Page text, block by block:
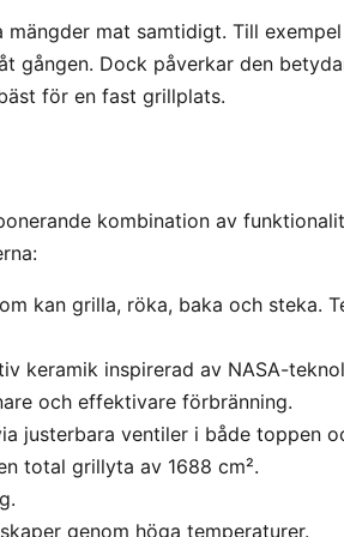
mängder mat samtidigt. Till
gången. Dock påverkar den
för en fast grillplats.
kombination av
kan grilla, röka, baka och steka.
keramik inspirerad av NASA-
och effektivare förbränning.
justerbara ventiler i både toppen
total grillyta av 1688 cm².
genom höga temperaturer.